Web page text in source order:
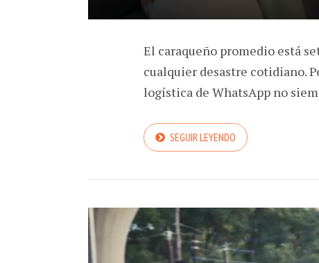
El caraqueño promedio está
cualquier desastre cotidiano.
logística de WhatsApp no
SEGUIR LEYENDO